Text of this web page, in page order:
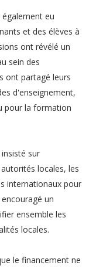
eu
et des élèves à
ont révélé un
sein des
ont partagé leurs
d'enseignement,
pour la formation
sur
locales, les
internationaux pour
un
ensemble les
locales.
le financement ne